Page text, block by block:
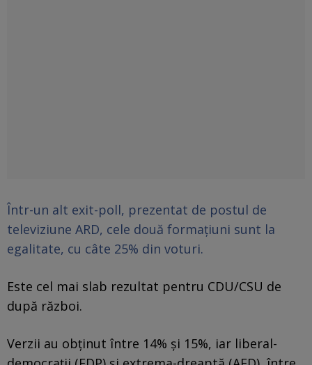
Într-un alt exit-poll, prezentat de postul de
televiziune ARD, cele două formaţiuni sunt la
egalitate, cu câte 25% din voturi.
Este cel mai slab rezultat pentru CDU/CSU de
după război.
Verzii au obţinut între 14% și 15%, iar liberal-